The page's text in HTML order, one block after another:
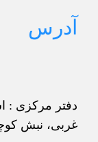
آدرس
دفتر مرکزی :
غربی، نبش کوچه 15، کدپستی